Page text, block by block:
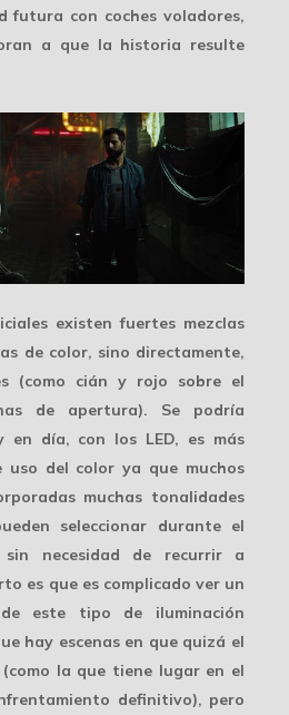
futura con coches voladores,
a que la historia resulte
existenfuertes mezclas
de color, sino directamente,
(como cián y rojo sobre el
de apertura). Se podría
en día, con los LED, es más
uso del color ya que muchos
muchas tonalidades
seleccionar durante el
necesidad de recurrir a
es que es complicado ver un
este tipo de iluminación
hay escenas en que quizá el
la que tiene lugar en el
definitivo), pero